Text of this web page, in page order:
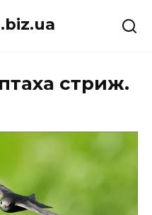
стриж.